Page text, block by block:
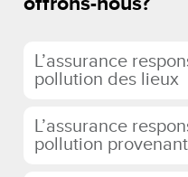
L’assurance
pollution des lieux
L’assurance
pollution